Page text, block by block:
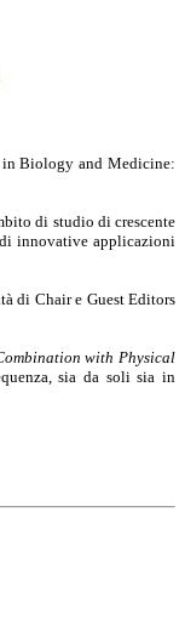
in Biology and Medicine:
di studio di crescente
innovative applicazioni
di Chair e Guest Editors
with Physical
sia da soli sia in